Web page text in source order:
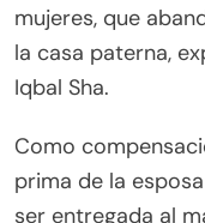
mujeres, que
la casa paterna,
Iqbal Sha.
Como
prima de la
ser entregada al